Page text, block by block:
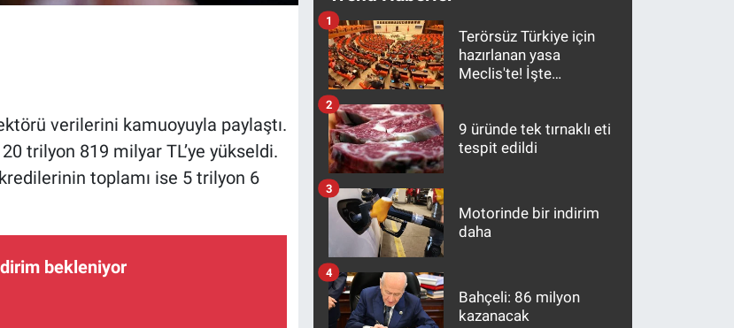
verilerini kamuoyuyla paylaştı.
trilyon 819 milyar TL’ye yükseldi.
toplamı ise 5 trilyon 6
bekleniyor
Terörsüz Türkiye için
hazırlanan yasa
Meclis'te! İşte
1
9 üründe tek tırnaklı eti
tespit edildi
2
Motorinde bir indirim
daha
3
Bahçeli: 86 milyon
kazanacak
4